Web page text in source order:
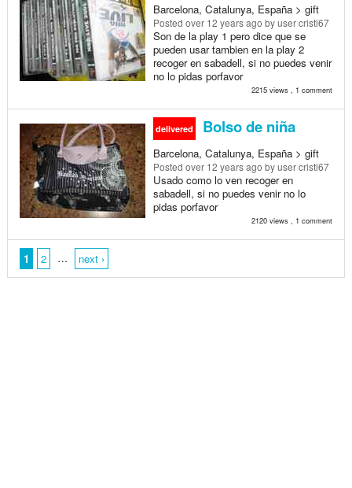
Barcelona, Catalunya, España > gift
Posted over 12 years ago by user cristi67
Son de la play 1 pero dice que se
pueden usar tambien en la play 2
recoger en sabadell, si no puedes venir
no lo pidas porfavor
2215 views , 1 comment
delivered Bolso de niña
Barcelona, Catalunya, España > gift
Posted over 12 years ago by user cristi67
Usado como lo ven recoger en
sabadell, si no puedes venir no lo
pidas porfavor
2120 views , 1 comment
1 2 … next ›